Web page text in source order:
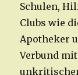
Schulen,
Clubs wie
Apotheker
Verbund